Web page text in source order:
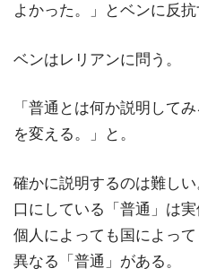
よかった。」とベンに反抗
ベンはレリアンに問う。
「普通とは何か説明して
を変える。」と。
確かに説明するのは難し
口にしている「普通」は
個人によっても国によっ
異なる「普通」がある。